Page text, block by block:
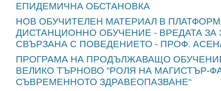
ЕПИДЕМИЧНА ОБСТАНОВКА
НОВ ОБУЧИТЕЛЕН МАТЕРИАЛ В
ДИСТАНЦИОННО ОБУЧЕНИЕ - ВРЕДАТА ЗА
СВЪРЗАНА С ПОВЕДЕНИЕТО - ПРОФ.
ПРОГРАМА НА ПРОДЪЛЖАВАЩО
ВЕЛИКО ТЪРНОВО “РОЛЯ НА МАГИСТЪР-
СЪВРЕМЕННОТО ЗДРАВЕОПАЗВАНЕ“